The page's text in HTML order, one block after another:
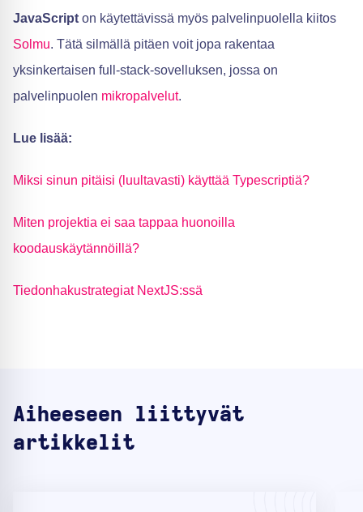
JavaScript on käytettävissä myös palvelinpuolella kiitos
Solmu. Tätä silmällä pitäen voit jopa rakentaa
yksinkertaisen full-stack-sovelluksen, jossa on
palvelinpuolen mikropalvelut.
Lue lisää:
Miksi sinun pitäisi (luultavasti) käyttää Typescriptiä?
Miten projektia ei saa tappaa huonoilla
koodauskäytännöillä?
Tiedonhakustrategiat NextJS:ssä
Aiheeseen liittyvät
artikkelit